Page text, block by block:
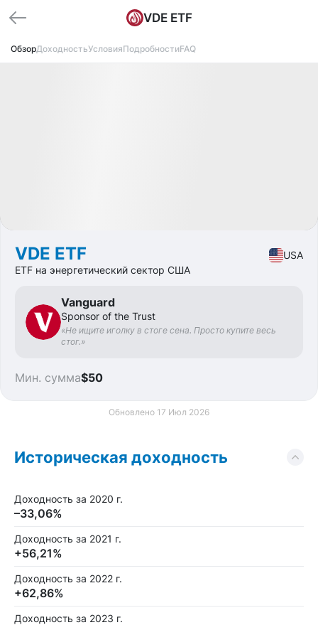
VDE ETF
ОбзорДоходностьУсловияПодробностиFAQ
VDE ETF
USA
ETF на энергетический сектор США
Vanguard
Sponsor of the Trust
«Не ищите иголку в стоге сена. Просто купите весь
стог.»
$50
Мин. сумма
Обновлено 17 Июл 2026
Историческая доходность
Доходность за 2020 г.
–33,06%
Доходность за 2021 г.
+56,21%
Доходность за 2022 г.
+62,86%
Доходность за 2023 г.